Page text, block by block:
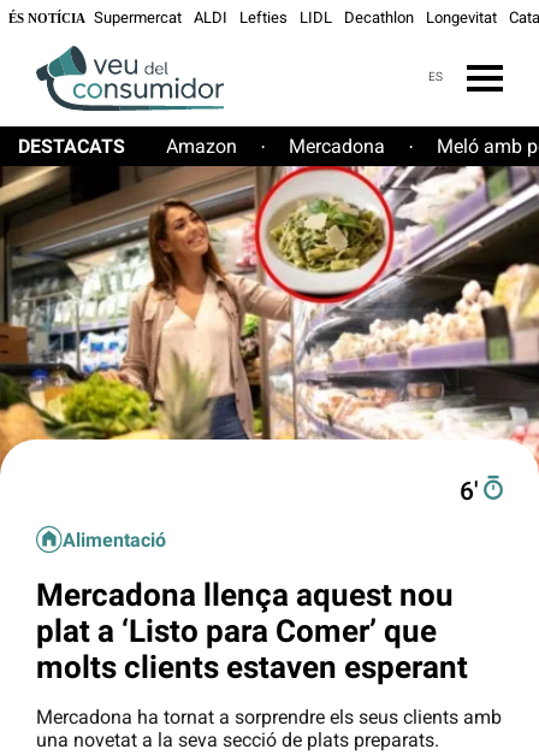
ÉS NOTÍCIA Supermercat ALDI Lefties LIDL Decathlon Longevitat
ES
DESTACATS Amazon · Mercadona · Meló amb
6′
Alimentació
Mercadona llença aquest nou
plat a ‘Listo para Comer’ que
molts clients estaven esperant
Mercadona ha tornat a sorprendre els seus clients amb
una novetat a la seva secció de plats preparats.